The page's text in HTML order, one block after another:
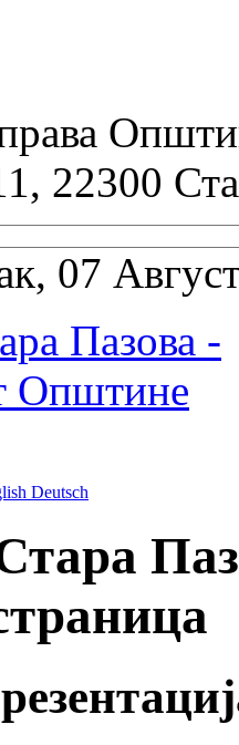
22300
07
Deutsch